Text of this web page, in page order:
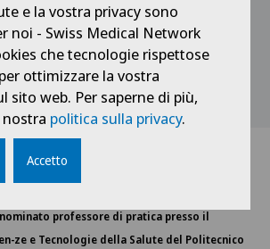
professore di pratica presso il
ze e Tecnologie della Salute del Politecnico
e la vostra privacy sono
noi - Swiss Medical Network
che tecnologie rispettose
ottimizzare la vostra
sito web. Per saperne di più,
politica sulla privacy.
Accetto